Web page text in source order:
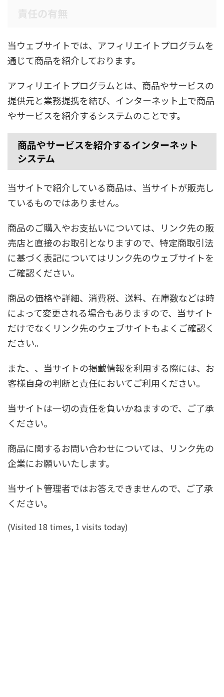
当ウェブサイトでは、アフィリエイトプログラムを
通じて商品を紹介しております。
アフィリエイトプログラムとは、商品やサービスの
提供元と業務提携を結び、インターネット上で商品
やサービスを紹介するシステムのことです。
商品やサービスを紹介するインターネット
システム
当サイトで紹介している商品は、当サイトが販売し
ているものではありません。
商品のご購入やお支払いについては、リンク先の販
売店と直接のお取引となりますので、特定商取引法
に基づく表記についてはリンク先のウェブサイトを
ご確認ください。
商品の価格や詳細、消費税、送料、在庫数などは時
によって変更される場合もありますので、当サイト
だけでなくリンク先のウェブサイトもよくご確認く
ださい。
また、、当サイトの掲載情報を利用する際には、お
客様自身の判断と責任においてご利用ください。
当サイトは一切の責任を負いかねますので、ご了承
ください。
商品に関するお問い合わせについては、リンク先の
企業にお願いいたします。
当サイト管理者ではお答えできませんので、ご了承
ください。
(Visited 18 times, 1 visits today)